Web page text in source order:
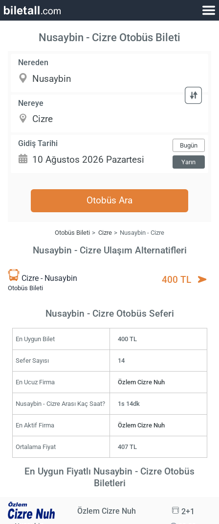
Nusaybin - Cizre Otobüs Bileti
Nereden
Nereye
Gidiş Tarihi Bugün
Yarın
Otobüs Ara
Otobüs Bileti Cizre Nusaybin - Cizre
Nusaybin - Cizre Ulaşım Alternatifleri
Cizre - Nusaybin
Otobüs Bileti
400 TL
Nusaybin - Cizre Otobüs Seferi
En Uygun Bilet 400 TL
Sefer Sayısı 14
En Ucuz Firma Özlem Cizre Nuh
Nusaybin - Cizre Arası Kaç Saat? 1s 14dk
En Aktif Firma Özlem Cizre Nuh
Ortalama Fiyat 407 TL
En Uygun Fiyatlı Nusaybin - Cizre Otobüs
Biletleri
Özlem Cizre Nuh 2+1